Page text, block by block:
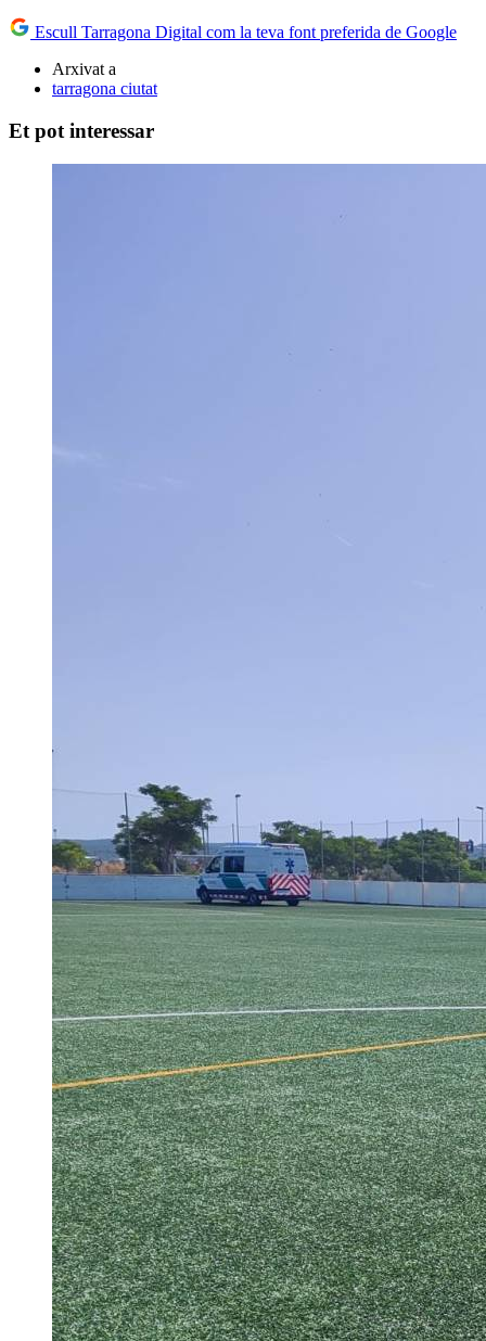
Escull Tarragona Digital com la teva font preferida de Google
Arxivat a
tarragona ciutat
Et pot interessar